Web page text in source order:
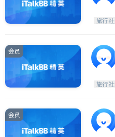
旅行社
会员
旅行社
会员